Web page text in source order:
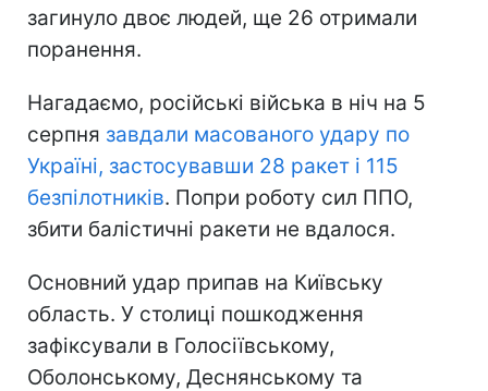
загинуло двоє людей, ще 26 отримали
поранення.
Нагадаємо, російські війська в ніч на 5
серпня завдали масованого удару по
Україні, застосувавши 28 ракет і 115
безпілотників. Попри роботу сил ППО,
збити балістичні ракети не вдалося.
Основний удар припав на Київську
область. У столиці пошкодження
зафіксували в Голосіївському,
Оболонському, Деснянському та